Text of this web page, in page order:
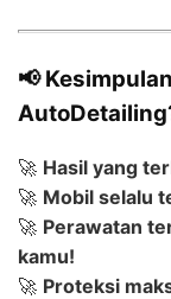
📢
🚀 Hasil yang
🚀 Mobil selalu
🚀 Perawatan
kamu!
🚀 Proteksi